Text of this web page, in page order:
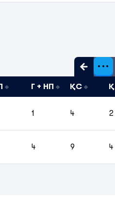
Г + НП ҚС
1 4 2
4 9 4